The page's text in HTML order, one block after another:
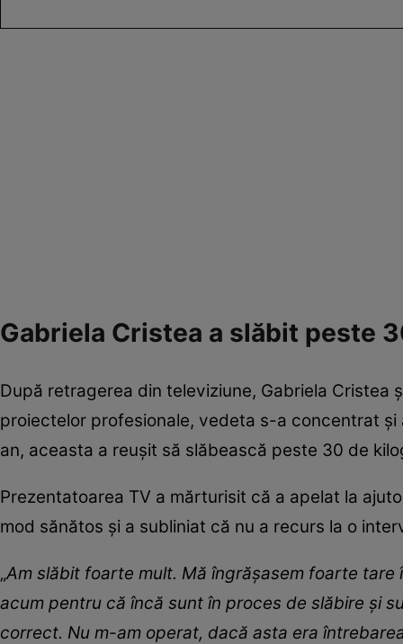
Gabriela Cristea a slăbit peste
După retragerea din televiziune, Gabriela
proiectelor profesionale, vedeta s-a concentrat
an, aceasta a reușit să slăbească peste 30 de
Prezentatoarea TV a mărturisit că a apelat la
mod sănătos și a subliniat că nu a recurs la o
„Am slăbit foarte mult. Mă îngrășasem foarte
acum pentru că încă sunt în proces de slăbire și
correct. Nu m-am operat, dacă asta era